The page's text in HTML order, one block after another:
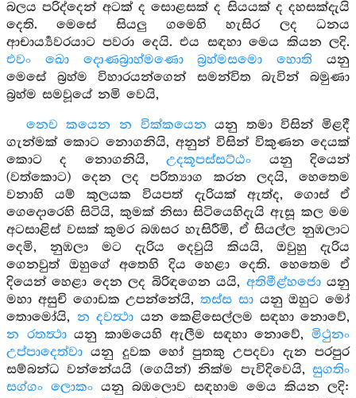
බලය පරිද්දෙන් අටක් ද සොළසක් ද සියයක් ද දහසක්දැයි
දෙති. මෙසේ සියලු ගමෙහි හැසිර ලද ධනය
ආචාර්‍ය්‍යවරයාට පවරා දෙයි. එය සඳහා මෙය කියන ලදි.
එවං ඛො දොණබ්‍රාහ්මණො බ්‍රහ්මසමො හොති යනු
මෙසේ බ්‍රහ්ම විහාරයන්ගෙන් සමන්විත බැවින් බමුණා
බ්‍රහ්ම සමවූයේ නමි වෙයි,
නෙව කයෙන න වික්කයෙන යනු තමා විසින් මිළදී
ගැන්මක් කොට නොගනියි, අනුන් විසින් විකුණන දෙයක්
කොට ද නොගනියි,උදකූපස්සට්ඨං යනු දියෙන්
(වත්කොට) දෙන ලද පරිත්‍යාග කරන ලදයි, හෙතෙම
වනාහි යම් කුලයක වියපත් දැරියක් ඇත්ද, ගොස් ඒ
ගෙදොරෙහි සිටියි, කුමක් නිසා සිටියෙහිදැයි ඇසූ කල මම
අටසාළිස් වසක් කුමර බඹසර හැසිරීමි, ඒ සියල්ල නුඹලාට
දෙමි, නුඹලා මට දැරිය දෙවුයි කියයි, ඔවුහු දැරිය
ගෙනවුත් ඔහුගේ අතෙහි දිය හෙළා දෙති. හෙතෙම ඒ
දියෙන් හෙළා දෙන ලද බිරිඳගෙන යයි, අතිමීළ්හජොයනු
මහා අසුචි ගොඩක උපන්නේයි, තස්ස සායනු ඔහුට මෝ
තොමෝයි, න දවත්‍ථා යන කෙළිසෙල්ලම සඳහා නොවේ,
න රතත්‍ථායනු කාමයෙහි ඇලීම සඳහා නොවේ,මිථුනං
උප්පාදෙත්වා යනු දුවක හෝ පුතකු උපදවා දැන පරපුර
සම්බන්ධ වන්නේයයි (ගෙයින්) නික්ම පැවිදිවෙයි, සුගතිං
සග්ගං ලොකං යනු බඹලොව සඳහාම මෙය කියන ලදි: